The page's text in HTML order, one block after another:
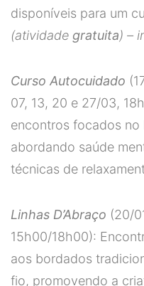
disponíveis para um
(atividade gratuita) –
Curso Autocuidado
07, 13, 20 e 27/03,
encontros focados no
abordando saúde
técnicas de
Linhas D’Abraço (20/
15h00/18h00):
aos bordados
fio, promovendo a